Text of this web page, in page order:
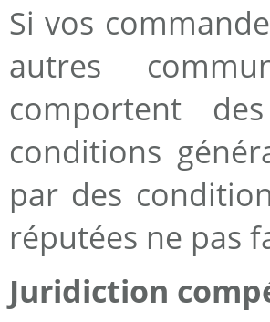
Si vos
autres
comportent
conditions
par des
réputées ne pas
Juridiction